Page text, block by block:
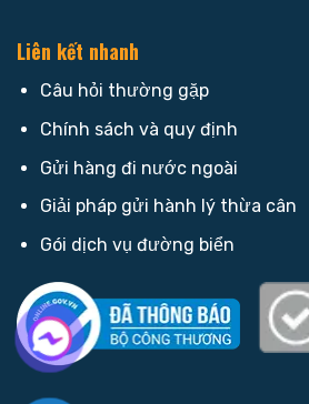
Liên kết nhanh
Câu hỏi thường gặp
Chính sách và quy định
Gửi hàng đi nước ngoài
Giải pháp gửi hành lý thừa cân
Gói dịch vụ đường biển